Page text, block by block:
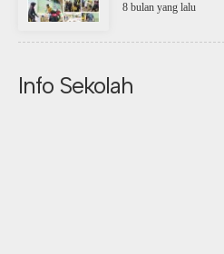
8 bulan yang lalu
Info Sekolah